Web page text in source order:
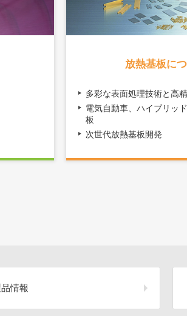
放熱基板に
多彩な表面処理技術と高
電気自動車、ハイブリッ
板
次世代放熱基板開発
情報